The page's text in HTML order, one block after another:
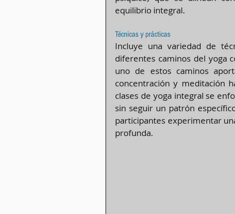
equilibrio integral​​.
Técnicas y prácticas
Incluye una variedad de
diferentes caminos del yoga
uno de estos caminos
concentración y meditación
clases de yoga integral se
sin seguir un patrón
participantes experimentar
profunda​​.